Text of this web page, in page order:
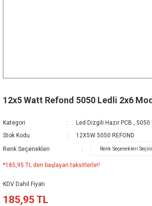
12x5 Watt Refond 5050 Ledli 2x6
Kategori Led Dizgili Hazır PCB , 5050
Stok Kodu
12X5W 5050 REFOND
Renk Seçenekleri
*185,95 TL den başlayan taksitlerle!!
KDV Dahil Fiyatı
185,95 TL